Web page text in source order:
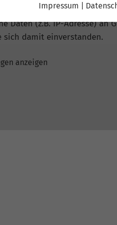
Impressum
zusätzliche
Daten (z.B. IP-Adresse) an
sich damit einverstanden.
anzeigen